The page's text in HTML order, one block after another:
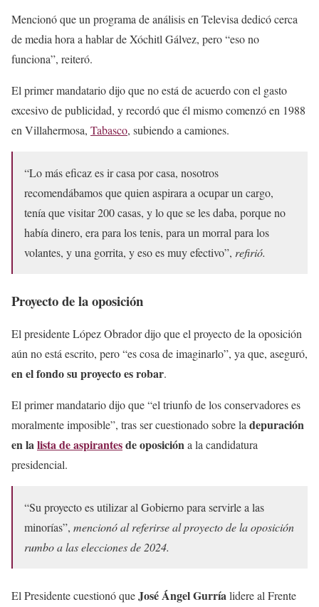
Mencionó que un programa de análisis en Televisa dedicó cerca
de media hora a hablar de Xóchitl Gálvez, pero “eso no
funciona”, reiteró.
El primer mandatario dijo que no está de acuerdo con el gasto
excesivo de publicidad, y recordó que él mismo comenzó en 1988
en Villahermosa, Tabasco, subiendo a camiones.
“Lo más eficaz es ir casa por casa, nosotros
recomendábamos que quien aspirara a ocupar un cargo,
tenía que visitar 200 casas, y lo que se les daba, porque no
había dinero, era para los tenis, para un morral para los
volantes, y una gorrita, y eso es muy efectivo”, refirió.
Proyecto de la oposición
El presidente López Obrador dijo que el proyecto de la oposición
aún no está escrito, pero “es cosa de imaginarlo”, ya que, aseguró,
en el fondo su proyecto es robar.
El primer mandatario dijo que “el triunfo de los conservadores es
moralmente imposible”, tras ser cuestionado sobre ladepuración
en lalista de aspirantesde oposicióna la candidatura
presidencial.
“Su proyecto es utilizar al Gobierno para servirle a las
minorías”, mencionó al referirse al proyecto de la oposición
rumbo a las elecciones de 2024.
El Presidente cuestionó queJosé Ángel Gurríalidere al Frente